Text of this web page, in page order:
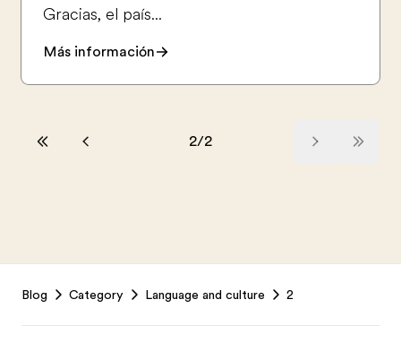
Gracias, el país...
Más información
2/2
Blog Category Language and culture 2